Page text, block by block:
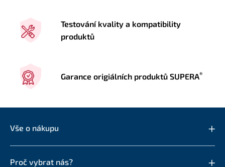
Testování kvality a kompatibility
produktů
Garance origiálních produktů SUPERA®
Vše o nákupu
Proč vybrat nás?